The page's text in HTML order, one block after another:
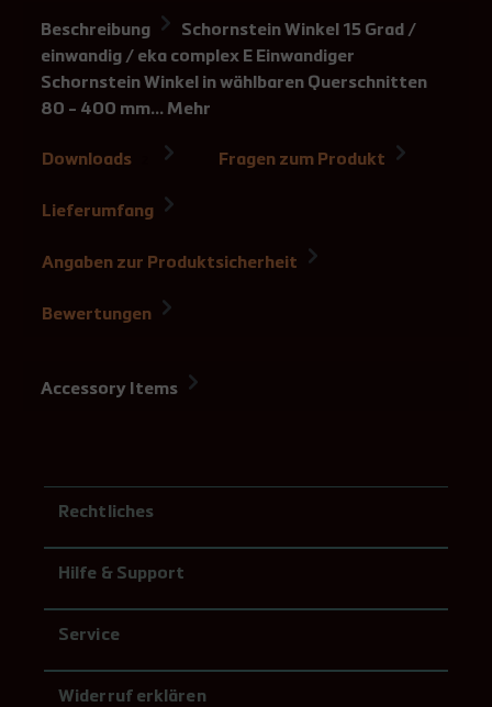
Beschreibung
Schornstein Winkel 15 Grad /
einwandig / eka complex E Einwandiger
Schornstein Winkel in wählbaren Querschnitten
80 - 400 mm… Mehr
Downloads Fragen zum Produkt
Lieferumfang
Angaben zur Produktsicherheit
Bewertungen
Accessory Items
Rechtliches
Hilfe & Support
Service
Widerruf erklären